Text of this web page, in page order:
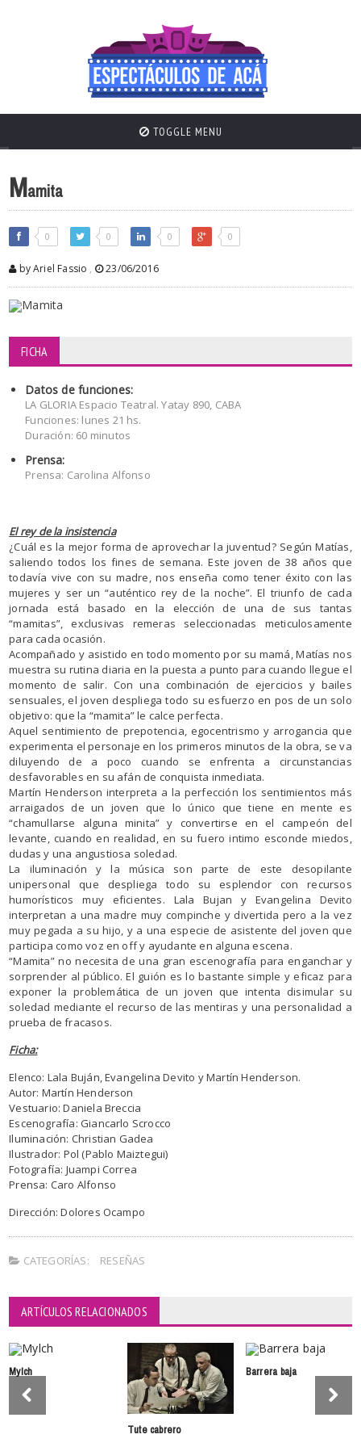
TOGGLE MENU
Mamita
0 0 0 0
by Ariel Fassio , 23/06/2016
FICHA
Datos de funciones:
LA GLORIA Espacio Teatral. Yatay 890, CABA
Funciones: lunes 21 hs.
Duración: 60 minutos
Prensa:
Prensa: Carolina Alfonso
El rey de la insistencia
¿Cuál es la mejor forma de aprovechar la juventud? Según Matías,
saliendo todos los fines de semana. Este joven de 38 años que
todavía vive con su madre, nos enseña como tener éxito con las
mujeres y ser un “auténtico rey de la noche”. El triunfo de cada
jornada está basado en la elección de una de sus tantas
“mamitas”, exclusivas remeras seleccionadas meticulosamente
para cada ocasión.
Acompañado y asistido en todo momento por su mamá, Matías nos
muestra su rutina diaria en la puesta a punto para cuando llegue el
momento de salir. Con una combinación de ejercicios y bailes
sensuales, el joven despliega todo su esfuerzo en pos de un solo
objetivo: que la “mamita” le calce perfecta.
Aquel sentimiento de prepotencia, egocentrismo y arrogancia que
experimenta el personaje en los primeros minutos de la obra, se va
diluyendo de a poco cuando se enfrenta a circunstancias
desfavorables en su afán de conquista inmediata.
Martín Henderson interpreta a la perfección los sentimientos más
arraigados de un joven que lo único que tiene en mente es
“chamullarse alguna minita” y convertirse en el campeón del
levante, cuando en realidad, en su fuero intimo esconde miedos,
dudas y una angustiosa soledad.
La iluminación y la música son parte de este desopilante
unipersonal que despliega todo su esplendor con recursos
humorísticos muy eficientes. Lala Bujan y Evangelina Devito
interpretan a una madre muy compinche y divertida pero a la vez
muy pegada a su hijo, y a una especie de asistente del joven que
participa como voz en off y ayudante en alguna escena.
“Mamita” no necesita de una gran escenografía para enganchar y
sorprender al público. El guión es lo bastante simple y eficaz para
exponer la problemática de un joven que intenta disimular su
soledad mediante el recurso de las mentiras y una personalidad a
prueba de fracasos.
Ficha:
Elenco: Lala Buján, Evangelina Devito y Martín Henderson.
Autor: Martín Henderson
Vestuario: Daniela Breccia
Escenografía: Giancarlo Scrocco
Iluminación: Christian Gadea
Ilustrador: Pol (Pablo Maiztegui)
Fotografía: Juampi Correa
Prensa: Caro Alfonso
Dirección: Dolores Ocampo
CATEGORÍAS: RESEÑAS
ARTÍCULOS RELACIONADOS
Mylch
Tute cabrero
Barrera baja